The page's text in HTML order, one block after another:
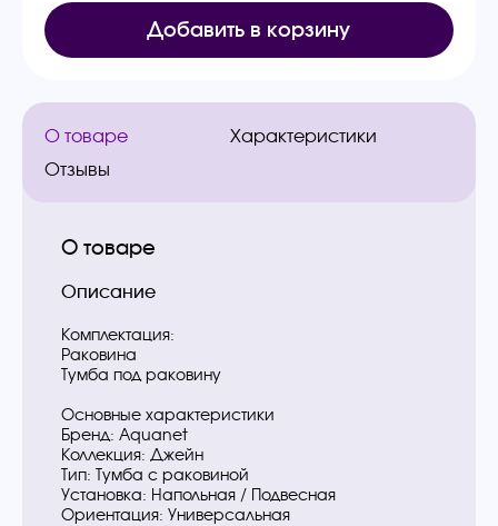
Добавить в корзину
О товаре
Характеристики
Отзывы
О товаре
Описание
Комплектация:
Раковина
Тумба под раковину
Основные характеристики
Бренд: Aquanet
Коллекция: Джейн
Тип: Тумба с раковиной
Установка: Напольная / Подвесная
Ориентация: Универсальная